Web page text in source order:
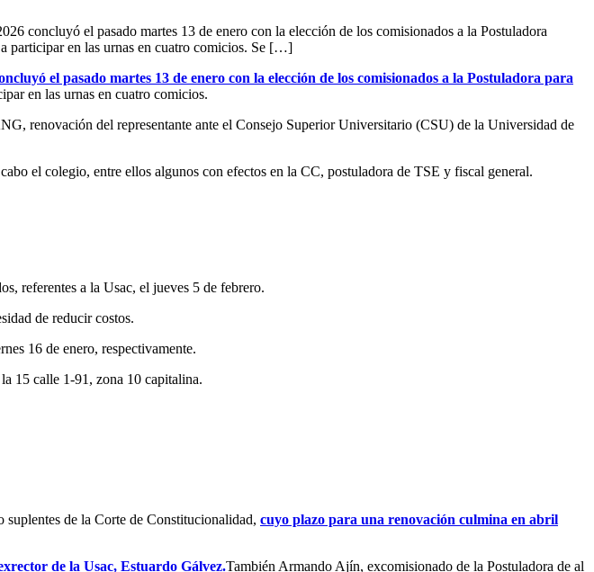
concluyó el pasado martes 13 de enero con la elección de los comisionados a la Postuladora
participar en las urnas en cuatro comicios. Se […]
el pasado martes 13 de enero con la elección de los comisionados a la Postuladora para
en las urnas en cuatro comicios.
renovación del representante ante el Consejo Superior Universitario (CSU) de la Universidad de
el colegio, entre ellos algunos con efectos en la CC, postuladora de TSE y fiscal general.
referentes a la Usac, el jueves 5 de febrero.
de reducir costos.
16 de enero, respectivamente.
15 calle 1-91, zona 10 capitalina.
de la Corte de Constitucionalidad, cuyo plazo para una renovación culmina en abril
de la Usac, Estuardo Gálvez.También Armando Ajín, excomisionado de la Postuladora de al